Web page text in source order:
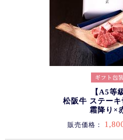
【A5等
松阪牛 ステーキ
霜降り×
販売価格：